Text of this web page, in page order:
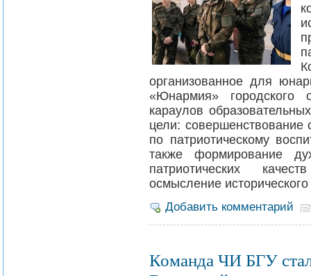
организованное для
«Юнармия» городского
караулов
цели:
по патриотическому
также формирование
патриотических
осмысление
Добавить комментарий
Команда ЧИ БГУ